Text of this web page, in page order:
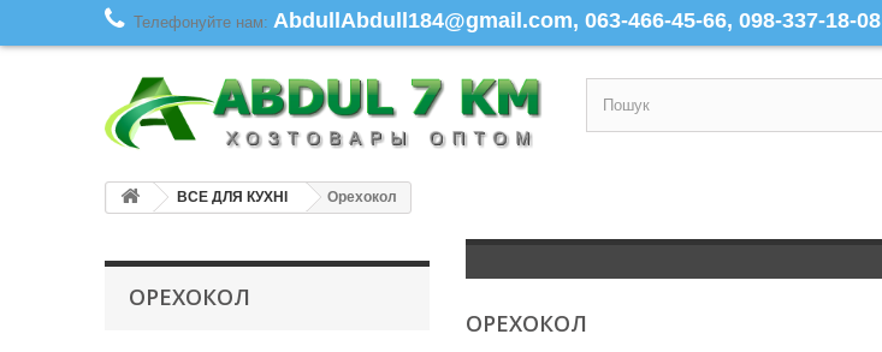
Телефонуйте нам: AbdullAbdull184@gmail.com, 063-466-45-66, 098-337-18-08
ВСЕ ДЛЯ КУХНІ Орехокол
ОРЕХОКОЛ
ОРЕХОКОЛ